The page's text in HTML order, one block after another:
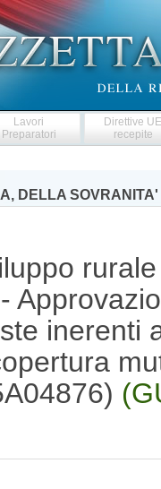
Lavori
Preparatori
Direttive
recepite
DELLA
inerenti